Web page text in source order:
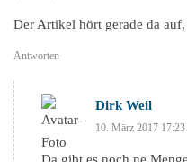
Der Artikel hört gerade da
Antworten
Dirk Weil
10. März 2017 17:23